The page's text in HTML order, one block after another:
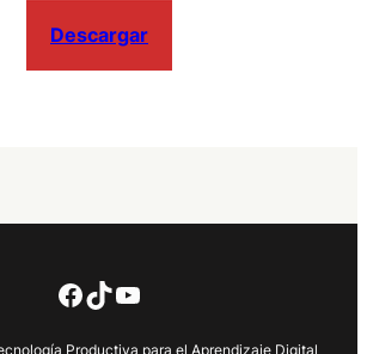
Descargar
Facebook
TikTok
YouTube
Productiva para el Aprendizaje Digital